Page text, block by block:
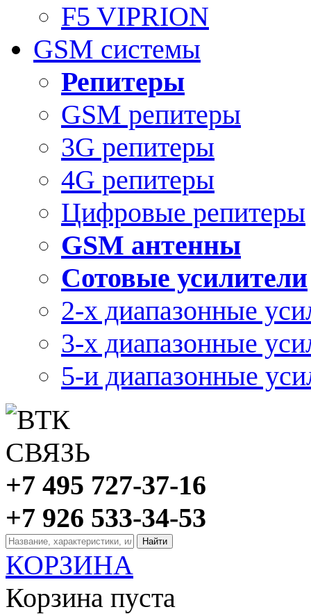
F5 VIPRION
GSM системы
Репитеры
GSM репитеры
3G репитеры
4G репитеры
Цифровые репитеры
GSM антенны
Сотовые усилители
2-х диапазонные
3-х диапазонные
5-и диапазонные
+7 495 727-37-16
+7 926 533-34-53
КОРЗИНА
Корзина пуста